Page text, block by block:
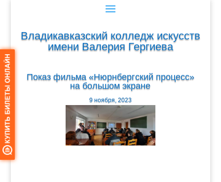
Владикавказский колледж искусств
имени Валерия Гергиева
Показ фильма «Нюрнбергский процесс»
на большом экране
9 ноября, 2023